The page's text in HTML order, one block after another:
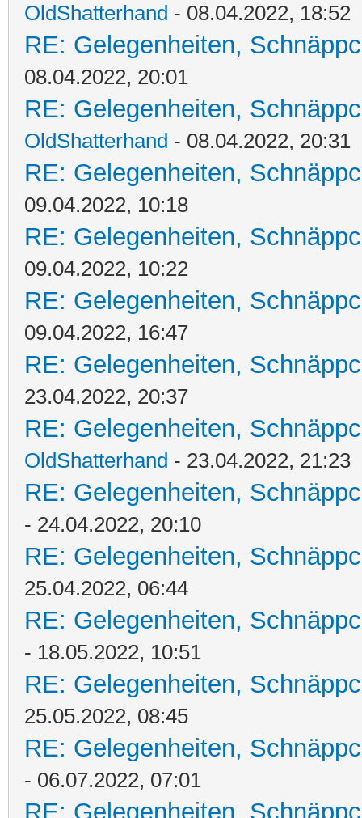
OldShatterhand - 08.04.2022, 18:52
RE: Gelegenheiten,
08.04.2022, 20:01
RE: Gelegenheiten,
OldShatterhand - 08.04.2022, 20:31
RE: Gelegenheiten,
09.04.2022, 10:18
RE: Gelegenheiten,
09.04.2022, 10:22
RE: Gelegenheiten,
09.04.2022, 16:47
RE: Gelegenheiten,
23.04.2022, 20:37
RE: Gelegenheiten,
OldShatterhand - 23.04.2022, 21:23
RE: Gelegenheiten,
- 24.04.2022, 20:10
RE: Gelegenheiten,
25.04.2022, 06:44
RE: Gelegenheiten,
- 18.05.2022, 10:51
RE: Gelegenheiten,
25.05.2022, 08:45
RE: Gelegenheiten,
- 06.07.2022, 07:01
RE: Gelegenheiten,